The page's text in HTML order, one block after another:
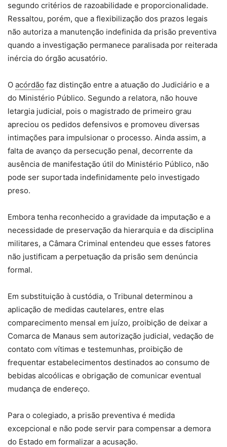
segundo critérios de razoabilidade e proporcionalidade.
Ressaltou, porém, que a flexibilização dos prazos legais
não autoriza a manutenção indefinida da prisão preventiva
quando a investigação permanece paralisada por reiterada
inércia do órgão acusatório.
O acórdão faz distinção entre a atuação do Judiciário e a
do Ministério Público. Segundo a relatora, não houve
letargia judicial, pois o magistrado de primeiro grau
apreciou os pedidos defensivos e promoveu diversas
intimações para impulsionar o processo. Ainda assim, a
falta de avanço da persecução penal, decorrente da
ausência de manifestação útil do Ministério Público, não
pode ser suportada indefinidamente pelo investigado
preso.
Embora tenha reconhecido a gravidade da imputação e a
necessidade de preservação da hierarquia e da disciplina
militares, a Câmara Criminal entendeu que esses fatores
não justificam a perpetuação da prisão sem denúncia
formal.
Em substituição à custódia, o Tribunal determinou a
aplicação de medidas cautelares, entre elas
comparecimento mensal em juízo, proibição de deixar a
Comarca de Manaus sem autorização judicial, vedação de
contato com vítimas e testemunhas, proibição de
frequentar estabelecimentos destinados ao consumo de
bebidas alcoólicas e obrigação de comunicar eventual
mudança de endereço.
Para o colegiado, a prisão preventiva é medida
excepcional e não pode servir para compensar a demora
do Estado em formalizar a acusação.